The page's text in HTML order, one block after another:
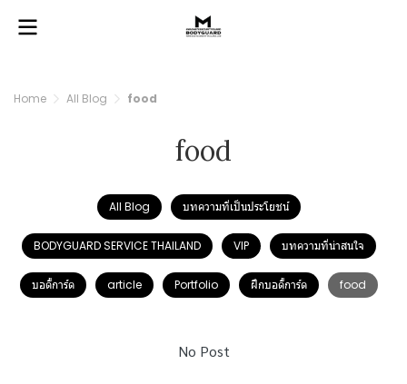
Home All Blog food
food
All Blog บทความที่เป็นประโยชน์
BODYGUARD SERVICE THAILAND VIP บทความที่น่าสนใจ
บอดี้การ์ด article Portfolio ฝึกบอดี้การ์ด food
No Post